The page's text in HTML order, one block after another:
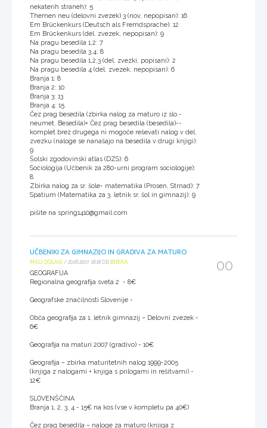
nekaterih straneh): 5
Themen neu (delovni zvezek) 3 (nov, nepopisan): 16
Em Brückenkurs (Deutsch als Fremdsprache): 12
Em Brückenkurs (del. zvezek, nepopisan): 9
Na pragu besedila 1,2: 7
Na pragu besedila 3,4: 8
Na pragu besedila 1,2,3 (del. zvezki, popisani): 2
Na pragu besedila 4 (del. zvezek, nepopisan): 6
Branja 1: 8
Branja 2: 10
Branja 3: 13
Branja 4: 15
Čez prag besedila (zbirka nalog za maturo iz slo.-
neumet. Besedila)+ Čez prag besedila (besedila)--
komplet brez drugega ni mogoče reševati nalog v del.
zvezku (naloge se nanašajo na besedila v drugi knjigi):
9
Šolski zgodovinski atlas (DZS): 6
Sociologija (Učbenik za 280-urni program sociologije):
8
Zbirka nalog za sr. šole- matematika (Prosen, Strnad): 7
Spatium (Matematika za 3. letnik sr. šol in gimnazij): 9
pišite na spring1410@gmail.com
UČBENIKI ZA GIMNAZIJO IN GRADIVA ZA MATURO
MALI OGLASI / 20.06.2007, 18:18 OD BIBIKA
GEOGRAFIJA
Regionalna geografija sveta 2 - 8€
Geografske značilnosti Slovenije -
Obča geografija za 1. letnik gimnazij – Delovni zvezek -
6€
Geografija na maturi 2007 (gradivo) - 10€
Geografija – zbirka maturitetnih nalog 1999-2005
(knjiga z nalogami + knjiga s prilogami in rešitvami) -
12€
SLOVENŠČINA
Branja 1, 2, 3, 4 - 15€ na kos (vse v kompletu pa 40€)
Čez prag besedila – naloge za maturo (knjiga z
00